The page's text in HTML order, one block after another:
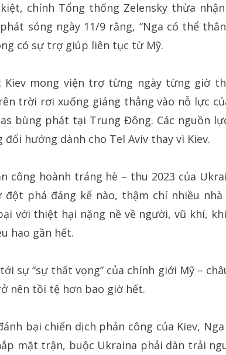
chính Tổng thống Zelensky thừa
sóng ngày 11/9 rằng, “Nga có thể
có sự trợ giúp liên tục từ Mỹ.
Kiev mong viện trợ từng ngày từng giờ
trời rơi xuống giáng thẳng vào nỗ lực
bùng phát tại Trung Đông. Các nguồn
đổi hướng dành cho Tel Aviv thay vì Kiev.
công hoành tráng hè – thu 2023 của
đột phá đáng kể nào, thậm chí nhiều
với thiệt hại nặng nề về người, vũ khí,
hao gần hết.
sự “sự thất vọng” của chính giới Mỹ –
nên tồi tệ hơn bao giờ hết.
bại chiến dịch phản công của Kiev,
mặt trận, buộc Ukraina phải dàn trải